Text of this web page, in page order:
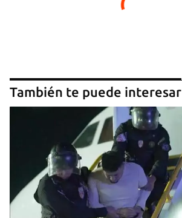
También te puede interesar